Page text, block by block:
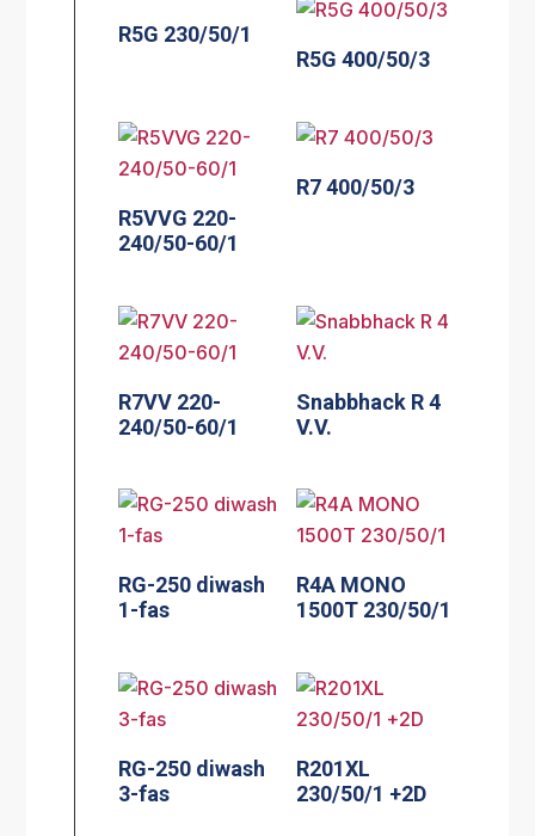
R5G 230/50/1
R5G 400/50/3
R5VVG 220-
240/50-60/1
R7 400/50/3
R7VV 220-
240/50-60/1
Snabbhack R 4
V.V.
RG-250 diwash
1-fas
R4A MONO
1500T 230/50/1
RG-250 diwash
3-fas
R201XL
230/50/1 +2D